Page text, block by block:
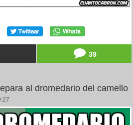
39
al dromedario del camello